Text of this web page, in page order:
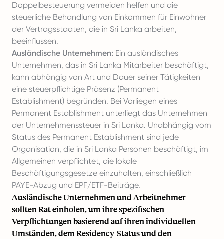
Doppelbesteuerung vermeiden helfen und die
steuerliche Behandlung von Einkommen für Einwohner
der Vertragsstaaten, die in Sri Lanka arbeiten,
beeinflussen.
Ausländische Unternehmen: Ein ausländisches
Unternehmen, das in Sri Lanka Mitarbeiter beschäftigt,
kann abhängig von Art und Dauer seiner Tätigkeiten
eine steuerpflichtige Präsenz (Permanent
Establishment) begründen. Bei Vorliegen eines
Permanent Establishment unterliegt das Unternehmen
der Unternehmenssteuer in Sri Lanka. Unabhängig vom
Status des Permanent Establishment sind jede
Organisation, die in Sri Lanka Personen beschäftigt, im
Allgemeinen verpflichtet, die lokale
Beschäftigungsgesetze einzuhalten, einschließlich
PAYE-Abzug und EPF/ETF-Beiträge.
Ausländische Unternehmen und Arbeitnehmer
sollten Rat einholen, um ihre spezifischen
Verpflichtungen basierend auf ihren individuellen
Umständen, dem Residency-Status und den